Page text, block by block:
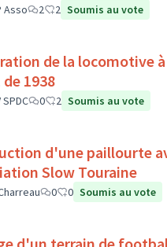
Asso 2 2 Soumis au vote
de la locomotive
de 1938
SPDC 0 2 Soumis au vote
d'une paillourte
Slow Touraine
0 0 Soumis au vote